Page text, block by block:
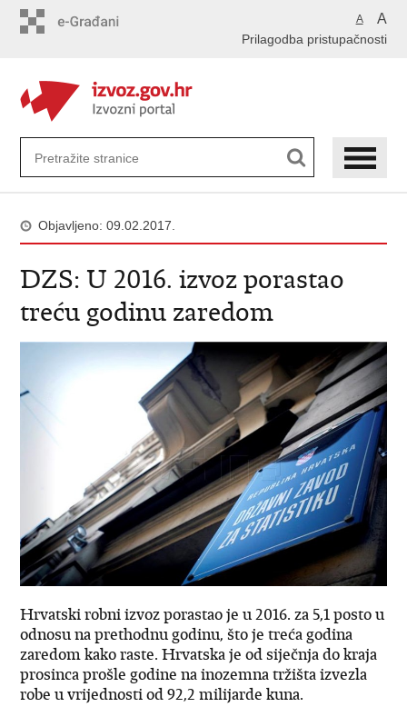
A A
Prilagodba pristupačnosti
Objavljeno: 09.02.2017.
DZS: U 2016. izvoz porastao
treću godinu zaredom
Hrvatski robni izvoz porastao je u 2016. za 5,1 posto u
odnosu na prethodnu godinu, što je treća godina
zaredom kako raste. Hrvatska je od siječnja do kraja
prosinca prošle godine na inozemna tržišta izvezla
robe u vrijednosti od 92,2 milijarde kuna.